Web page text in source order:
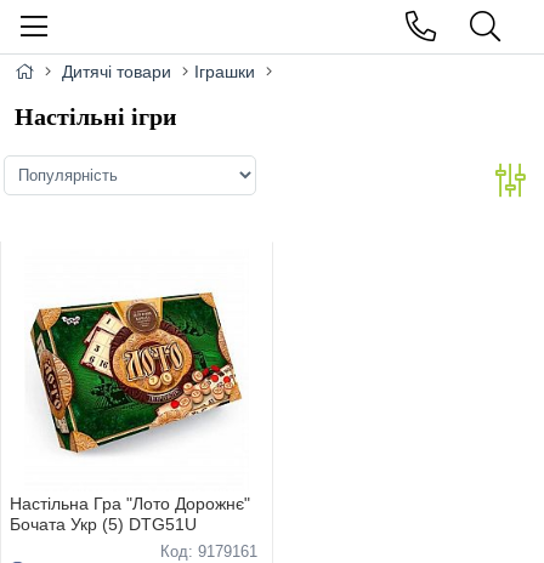
Дитячі товари Іграшки
Настільні ігри
Настільна Гра "Лото Дорожнє"
Бочата Укр (5) DTG51U
Код: 9179161